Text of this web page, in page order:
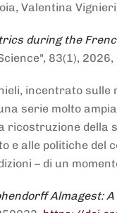
Valentina
during the
83(1), 2026,
incentrato
serie molto
ricostruzione della
e alle politiche del
– di un
Almagest: